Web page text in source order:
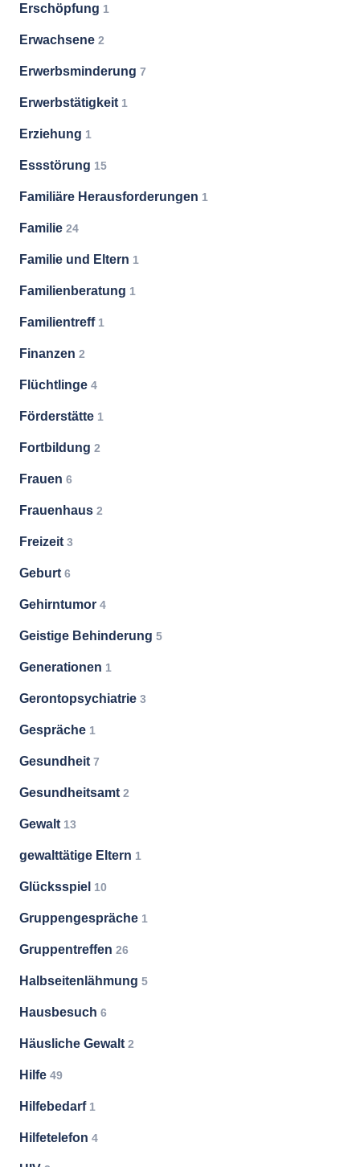
Erschöpfung 1
Erwachsene 2
Erwerbsminderung 7
Erwerbstätigkeit 1
Erziehung 1
Essstörung 15
Familiäre Herausforderungen 1
Familie 24
Familie und Eltern 1
Familienberatung 1
Familientreff 1
Finanzen 2
Flüchtlinge 4
Förderstätte 1
Fortbildung 2
Frauen 6
Frauenhaus 2
Freizeit 3
Geburt 6
Gehirntumor 4
Geistige Behinderung 5
Generationen 1
Gerontopsychiatrie 3
Gespräche 1
Gesundheit 7
Gesundheitsamt 2
Gewalt 13
gewalttätige Eltern 1
Glücksspiel 10
Gruppengespräche 1
Gruppentreffen 26
Halbseitenlähmung 5
Hausbesuch 6
Häusliche Gewalt 2
Hilfe 49
Hilfebedarf 1
Hilfetelefon 4